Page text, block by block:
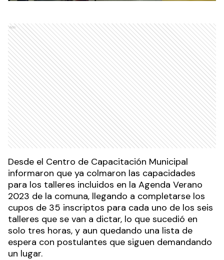
Ads
Desde el Centro de Capacitación Municipal
informaron que ya colmaron las capacidades
para los talleres incluidos en la Agenda Verano
2023 de la comuna, llegando a completarse los
cupos de 35 inscriptos para cada uno de los seis
talleres que se van a dictar, lo que sucedió en
solo tres horas, y aun quedando una lista de
espera con postulantes que siguen demandando
un lugar.